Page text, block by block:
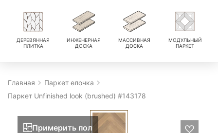
ДЕРЕВЯННАЯ
ПЛИТКА
ИНЖЕНЕРНАЯ
ДОСКА
МАССИВНАЯ
ДОСКА
МОДУЛЬНЫЙ
ПАРКЕТ
Главная
Паркет елочка
Паркет Unfinished look (brushed) #143178
Примерить пол